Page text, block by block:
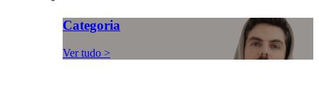
Categoria
Ver tudo >